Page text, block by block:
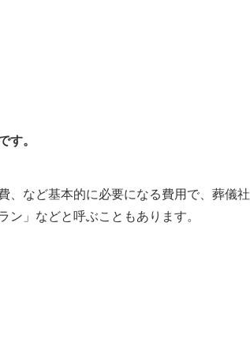
す。
、など基本的に必要になる費用で、葬儀社
」などと呼ぶこともあります。